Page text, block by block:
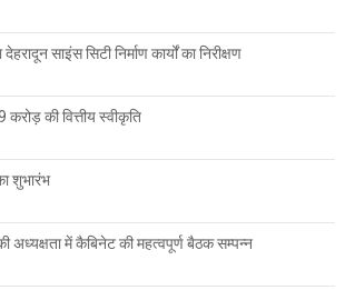
साइंस सिटी निर्माण कार्यों का निरीक्षण
करोड़ की वित्तीय स्वीकृति
शुभारंभ
अध्यक्षता में कैबिनेट की महत्वपूर्ण बैठक सम्पन्न